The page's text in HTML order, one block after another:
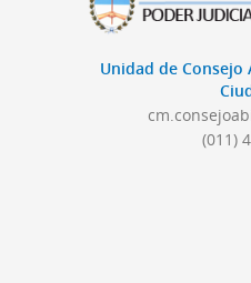
Unidad de
(011)